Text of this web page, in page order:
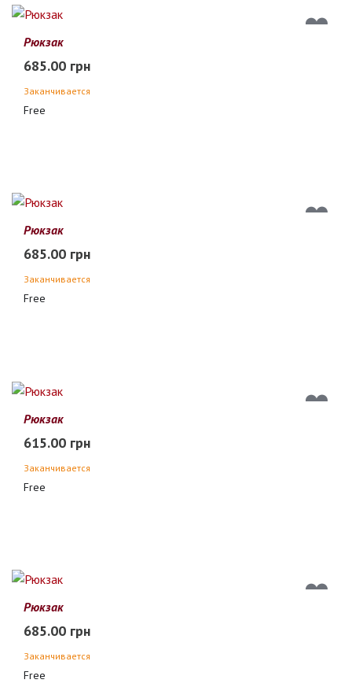
Рюкзак
685.00 грн
Заканчивается
Free
Рюкзак
685.00 грн
Заканчивается
Free
Рюкзак
615.00 грн
Заканчивается
Free
Рюкзак
685.00 грн
Заканчивается
Free